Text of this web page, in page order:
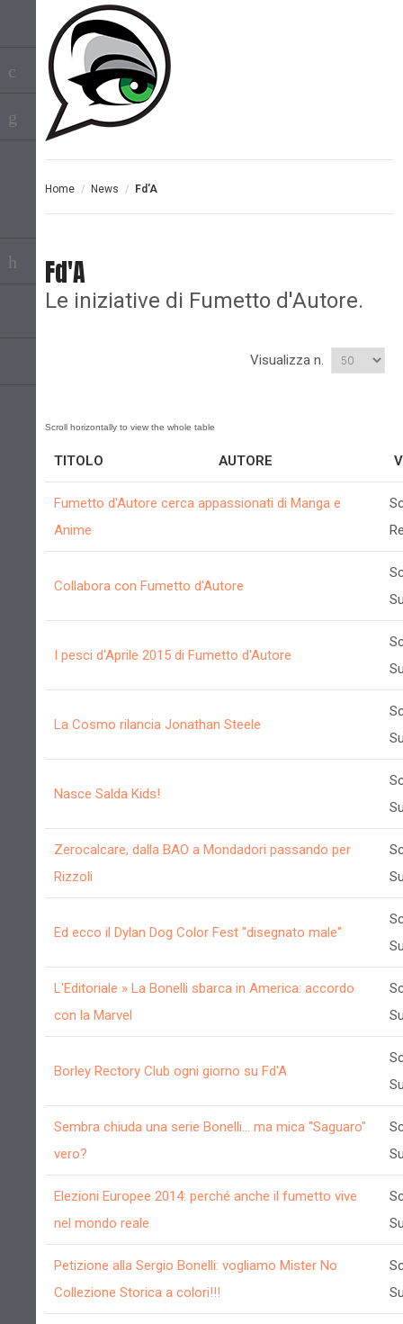
Home / News / Fd'A
Fd'A
Le iniziative di Fumetto d'Autore.
Visualizza n.
TITOLO AUTORE
Fumetto d'Autore cerca appassionati di Manga e
Anime
Collabora con Fumetto d'Autore
I pesci d'Aprile 2015 di Fumetto d'Autore
La Cosmo rilancia Jonathan Steele
Nasce Salda Kids!
Zerocalcare, dalla BAO a Mondadori passando per
Rizzoli
Ed ecco il Dylan Dog Color Fest "disegnato male"
L'Editoriale » La Bonelli sbarca in America: accordo
con la Marvel
Borley Rectory Club ogni giorno su Fd'A
Sembra chiuda una serie Bonelli... ma mica "Saguaro"
vero?
Elezioni Europee 2014: perché anche il fumetto vive
nel mondo reale
Petizione alla Sergio Bonelli: vogliamo Mister No
Collezione Storica a colori!!!